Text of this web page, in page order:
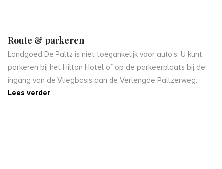
Route & parkeren
Landgoed De Paltz is niet toegankelijk voor auto’s. U kunt
parkeren bij het Hilton Hotel of op de parkeerplaats bij de
ingang van de Vliegbasis aan de Verlengde Paltzerweg.
Lees verder